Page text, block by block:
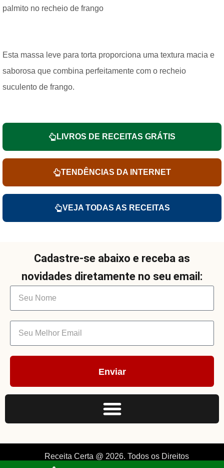
palmito no recheio de frango
Esta massa leve para torta proporciona uma textura macia e
saborosa que combina perfeitamente com o recheio
suculento de frango.
LIVROS DE RECEITAS GRÁTIS
TENDÊNCIAS DA INTERNET
VEJA TODAS AS RECEITAS
Cadastre-se abaixo e receba as
novidades diretamente no seu email:
Enviar
Receita Certa @ 2026. Todos os Direitos